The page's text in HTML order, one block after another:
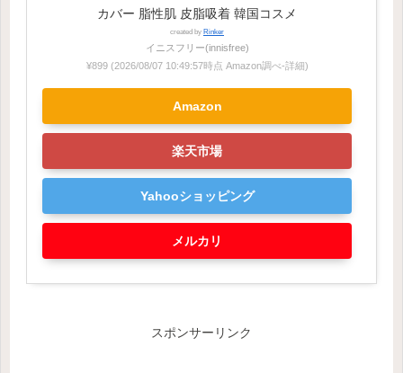
カバー 脂性肌 皮脂吸着 韓国コスメ
created by Rinker
イニスフリー(innisfree)
¥899 (2026/08/07 10:49:57時点 Amazon調べ-詳細)
Amazon
楽天市場
Yahooショッピング
メルカリ
スポンサーリンク